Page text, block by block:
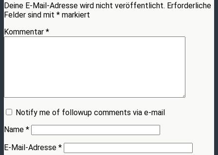
Deine E-Mail-Adresse wird nicht veröffentlicht. Erforderliche
Felder sind mit * markiert
Kommentar *
Notify me of followup comments via e-mail
Name *
E-Mail-Adresse *